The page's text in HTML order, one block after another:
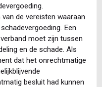
de vereisten waaraan
Een
moet zijn tussen
en de schade. Als
dat het onrechtmatige
besluit had kunnen